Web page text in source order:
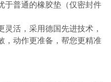
于普通的橡胶垫（仅密封件
活，采用德国先进技术，
，动作更准备，帮您更精准